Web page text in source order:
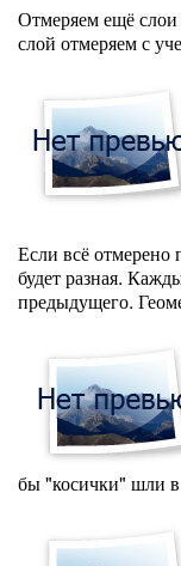
Отмеряем ещё
слой отмеряем с
Если всё отмерено
будет разная.
предыдущего.
бы "косички" шли